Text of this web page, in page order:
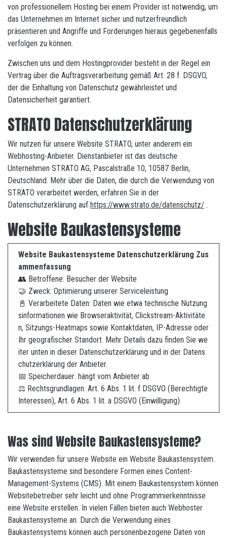
von professionellem Hosting bei einem Provider ist notwendig, um
das Unternehmen im Internet sicher und nutzerfreundlich
präsentieren und Angriffe und Forderungen hieraus gegebenenfalls
verfolgen zu können.
Zwischen uns und dem Hostingprovider besteht in der Regel ein
Vertrag über die Auftragsverarbeitung gemäß Art. 28 f. DSGVO,
der die Einhaltung von Datenschutz gewährleistet und
Datensicherheit garantiert.
STRATO Datenschutzerklärung
Wir nutzen für unsere Website STRATO, unter anderem ein
Webhosting-Anbieter. Dienstanbieter ist das deutsche
Unternehmen STRATO AG, Pascalstraße 10, 10587 Berlin,
Deutschland. Mehr über die Daten, die durch die Verwendung von
STRATO verarbeitet werden, erfahren Sie in der
Datenschutzerklärung auf https://www.strato.de/datenschutz/ .
Website Baukastensysteme
Website Baukastensysteme Datenschutzerklärung Zus
ammenfassung
👥 Betroffene: Besucher der Website
🤝 Zweck: Optimierung unserer Serviceleistung
📓 Verarbeitete Daten: Daten wie etwa technische Nutzung
sinformationen wie Browseraktivität, Clickstream-Aktivitäte
n, Sitzungs-Heatmaps sowie Kontaktdaten, IP-Adresse oder
Ihr geografischer Standort. Mehr Details dazu finden Sie we
iter unten in dieser Datenschutzerklärung und in der Datens
chutzerklärung der Anbieter.
📅 Speicherdauer: hängt vom Anbieter ab
⚖️ Rechtsgrundlagen: Art. 6 Abs. 1 lit. f DSGVO (Berechtigte
Interessen), Art. 6 Abs. 1 lit. a DSGVO (Einwilligung)
Was sind Website Baukastensysteme?
Wir verwenden für unsere Website ein Website Baukastensystem.
Baukastensysteme sind besondere Formen eines Content-
Management-Systems (CMS). Mit einem Baukastensystem können
Websitebetreiber sehr leicht und ohne Programmierkenntnisse
eine Website erstellen. In vielen Fällen bieten auch Webhoster
Baukastensysteme an. Durch die Verwendung eines
Baukastensystems können auch personenbezogene Daten von